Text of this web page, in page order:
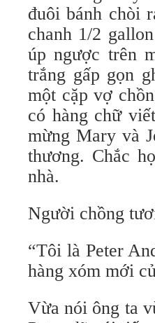
đuôi bánh chòi
chanh 1/2
úp ngược trên
trắng gấp gọn
một cặp vợ
có hàng chữ
mừng Mary và
thương. Chắc
nhà.
Người chồng
“Tôi là Peter
hàng xóm mới
Vừa nói ông ta